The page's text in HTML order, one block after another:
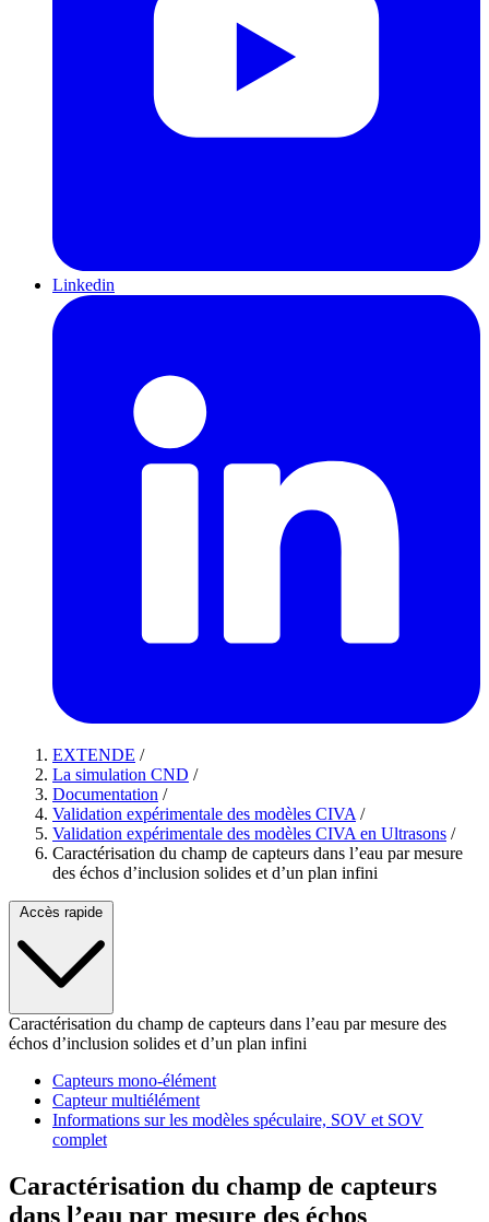
Linkedin
EXTENDE /
La simulation CND /
Documentation /
Validation expérimentale des modèles CIVA /
Validation expérimentale des modèles CIVA en Ultrasons /
Caractérisation du champ de capteurs dans l’eau par mesure
des échos d’inclusion solides et d’un plan infini
Accès rapide
Caractérisation du champ de capteurs dans l’eau par mesure des
échos d’inclusion solides et d’un plan infini
Capteurs mono-élément
Capteur multiélément
Informations sur les modèles spéculaire, SOV et SOV
complet
Caractérisation du champ de capteurs
dans l’eau par mesure des échos